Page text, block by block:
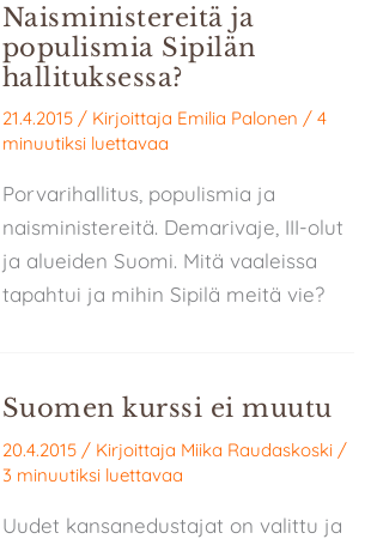
Naisministereitä ja
populismia Sipilän
hallituksessa?
21.4.2015 / Kirjoittaja Emilia Palonen / 4
minuutiksi luettavaa
Porvarihallitus, populismia ja
naisministereitä. Demarivaje, III-olut
ja alueiden Suomi. Mitä vaaleissa
tapahtui ja mihin Sipilä meitä vie?
Suomen kurssi ei muutu
20.4.2015 / Kirjoittaja Miika Raudaskoski/
3 minuutiksi luettavaa
Uudet kansanedustajat on valittu ja